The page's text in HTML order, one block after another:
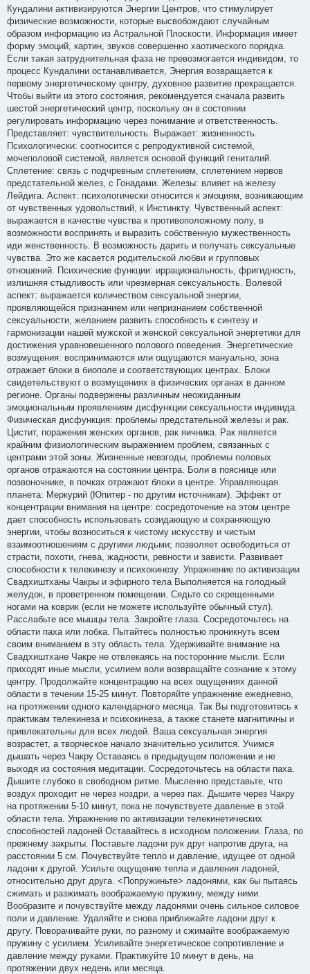
Кундалини активизируются Энергии Центров, что стимулирует
физические возможности, которые высвобождают случайным
образом информацию из Астральной Плоскости. Информация имеет
форму эмоций, картин, звуков совершенно хаотического порядка.
Если такая затруднительная фаза не превозмогается индивидом, то
процесс Кундалини останавливается, Энергия возвращается к
первому энергетическому центру, духовное развитие прекращается.
Чтобы выйти из этого состояния, рекомендуется сначала развить
шестой энергетический центр, поскольку он в состоянии
регулировать информацию через понимание и ответственность.
Представляет: чувствительность. Выражает: жизненность.
Психологически: соотносится с репродуктивной системой,
мочеполовой системой, является основой функций гениталий.
Сплетение: связь с подчревным сплетением, сплетением нервов
предстательной желез, с Гонадами. Железы: влияет на железу
Лейдига. Аспект: психологически относится к эмоциям, возникающим
от чувственных удовольствий, к Инстинкту. Чувственный аспект:
выражается в качестве чувства к противоположному полу, в
возможности воспринять и выразить собственную мужественность
иди женственность. В возможность дарить и получать сексуальные
чувства. Это же касается родительской любви и групповых
отношений. Психические функции: иррациональность, фригидность,
излишняя стыдливость или чрезмерная сексуальность. Волевой
аспект: выражается количеством сексуальной энергии,
проявляющейся признанием или непризнанием собственной
сексуальности, желанием развить способность к синтезу и
гармонизации нашей мужской и женской сексуальной энергетики для
достижения уравновешенного полового поведения. Энергетические
возмущения: воспринимаются или ощущаются мануально, зона
отражает блоки в биополе и соответствующих центрах. Блоки
свидетельствуют о возмущениях в физических органах в данном
регионе. Органы подвержены различным неожиданным
эмоциональным проявлениям дисфункции сексуальности индивида.
Физическая дисфункция: проблемы предстательной железы и рак.
Цистит, поражения женских органов, рак яичника. Рак является
крайним физиологическим выражением проблем, связанных с
центрами этой зоны. Жизненные невзгоды, проблемы половых
органов отражаются на состоянии центра. Боли в пояснице или
позвоночнике, в почках отражают блоки в центре. Управляющая
планета: Меркурий (Юпитер - по другим источникам). Эффект от
концентрации внимания на центре: сосредоточение на этом центре
дает способность использовать созидающую и сохраняющую
энергии, чтобы возноситься к чистому искусству и чистым
взаимоотношениям с другими людьми; позволяет освободиться от
страсти, похоти, гнева, жадности, ревности и зависти. Развивает
способности к телекинезу и психокинезу. Упражнение по активизации
Свадхиштханы Чакры и эфирного тела Выполняется на голодный
желудок, в проветренном помещении. Сядьте со скрещенными
ногами на коврик (если не можете используйте обычный стул).
Расслабьте все мышцы тела. Закройте глаза. Сосредоточьтесь на
области паха или лобка. Пытайтесь полностью проникнуть всем
своим вниманием в эту область тела. Удерживайте внимание на
Свадхиштхане Чакре не отвлекаясь на посторонние мысли. Если
приходят иные мысли, усилием воли возвращайте сознание к этому
центру. Продолжайте концентрацию на всех ощущениях данной
области в течении 15-25 минут. Повторяйте упражнение ежедневно,
на протяжении одного календарного месяца. Так Вы подготовитесь к
практикам телекинеза и психокинеза, а также станете магнитичны и
привлекательны для всех людей. Ваша сексуальная энергия
возрастет, а творческое начало значительно усилится. Учимся
дышать через Чакру Оставаясь в предыдущем положении и не
выходя из состояния медитации. Сосредоточьтесь на области паха.
Дышите глубоко в свободном ритме. Мысленно представьте, что
воздух проходит не через ноздри, а через пах. Дышите через Чакру
на протяжении 5-10 минут, пока не почувствуете давление в этой
области тела. Упражнение по активизации телекинетических
способностей ладоней Оставайтесь в исходном положении. Глаза, по
прежнему закрыты. Поставьте ладони рук друг напротив друга, на
расстоянии 5 см. Почувствуйте тепло и давление, идущее от одной
ладони к другой. Усильте ощущение тепла и давления ладоней,
относительно друг друга. <Попружиньте> ладонями, как бы пытаясь
сжимать и разжимать воображаемую пружину, между ними.
Вообразите и почувствуйте между ладонями очень сильное силовое
поли и давление. Удаляйте и снова приближайте ладони друг к
другу. Поворачивайте руки, по разному и сжимайте воображаемую
пружину с усилием. Усиливайте энергетическое сопротивление и
давление между руками. Практикуйте 10 минут в день, на
протяжении двух недень или месяца.